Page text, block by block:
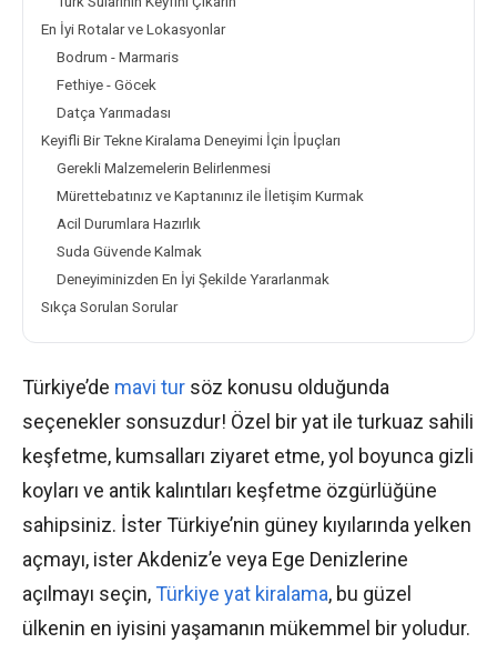
En İyi Rotalar ve Lokasyonlar
Bodrum - Marmaris
Fethiye - Göcek
Datça Yarımadası
Keyifli Bir Tekne Kiralama Deneyimi İçin İpuçları
Gerekli Malzemelerin Belirlenmesi
Mürettebatınız ve Kaptanınız ile İletişim Kurmak
Acil Durumlara Hazırlık
Suda Güvende Kalmak
Deneyiminizden En İyi Şekilde Yararlanmak
Sıkça Sorulan Sorular
Türkiye’de mavi tur söz konusu olduğunda
seçenekler sonsuzdur! Özel bir yat ile turkuaz sahili
keşfetme, kumsalları ziyaret etme, yol boyunca gizli
koyları ve antik kalıntıları keşfetme özgürlüğüne
sahipsiniz. İster Türkiye’nin güney kıyılarında yelken
açmayı, ister Akdeniz’e veya Ege Denizlerine
açılmayı seçin,Türkiye yat kiralama, bu güzel
ülkenin en iyisini yaşamanın mükemmel bir yoludur.